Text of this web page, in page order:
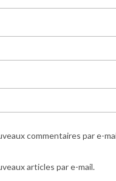
commentaires par e-
articles par e-mail.